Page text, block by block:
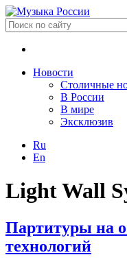
Новости
Столичные
В России
В мире
Эксклюзив
Ru
En
Light Wall
Партитуры на
технологий